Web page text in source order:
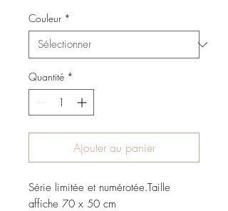
Couleur *
Quantité *
Ajouter au panier
Série limitée et numérotée.Taille
affiche 70 x 50 cm